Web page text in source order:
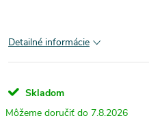
Detailné informácie
Skladom
7.8.2026